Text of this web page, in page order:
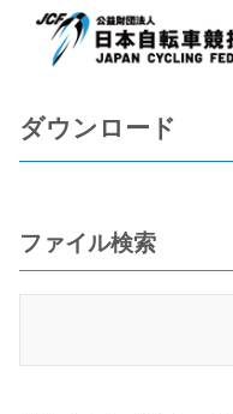
ダウンロード
ファイル検索